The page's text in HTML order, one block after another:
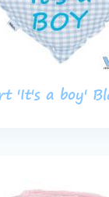
'It's a boy'